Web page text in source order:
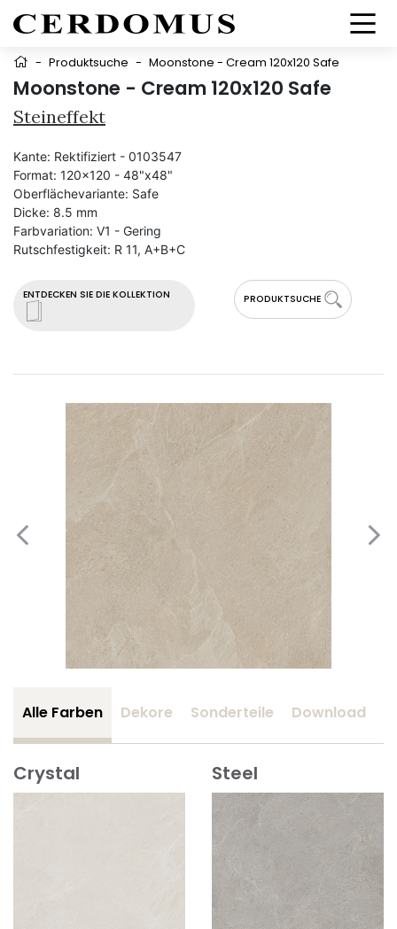
- Produktsuche - Moonstone - Cream 120x120 Safe
Moonstone - Cream 120x120 Safe
Steineffekt
ENTDECKEN SIE DIE KOLLEKTION PRODUKTSUCHE
Kante: Rektifiziert - 0103547
Format: 120x120 - 48"x48"
Oberflächevariante: Safe
Dicke: 8.5 mm
Farbvariation: V1 - Gering
Rutschfestigkeit: R 11, A+B+C
Alle Farben Dekore Sonderteile Download
Crystal Steel